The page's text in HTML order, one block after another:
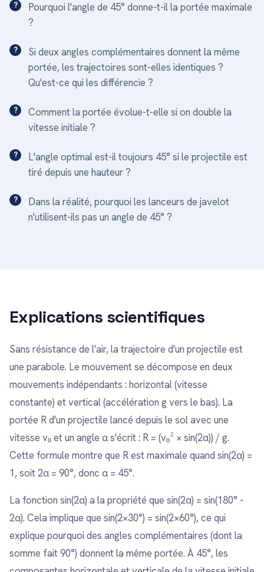
Pourquoi l'angle de 45° donne-t-il la portée maximale
?
Si deux angles complémentaires donnent la même
portée, les trajectoires sont-elles identiques ?
Qu'est-ce qui les différencie ?
Comment la portée évolue-t-elle si on double la
vitesse initiale ?
L'angle optimal est-il toujours 45° si le projectile est
tiré depuis une hauteur ?
Dans la réalité, pourquoi les lanceurs de javelot
n'utilisent-ils pas un angle de 45° ?
Explications scientifiques
Sans résistance de l'air, la trajectoire d'un projectile est
une parabole. Le mouvement se décompose en deux
mouvements indépendants : horizontal (vitesse
constante) et vertical (accélération g vers le bas). La
portée R d'un projectile lancé depuis le sol avec une
vitesse v₀ et un angle α s'écrit : R = (v₀² × sin(2α)) / g.
Cette formule montre que R est maximale quand sin(2α) =
1, soit 2α = 90°, donc α = 45°.
La fonction sin(2α) a la propriété que sin(2α) = sin(180° -
2α). Cela implique que sin(2×30°) = sin(2×60°), ce qui
explique pourquoi des angles complémentaires (dont la
somme fait 90°) donnent la même portée. À 45°, les